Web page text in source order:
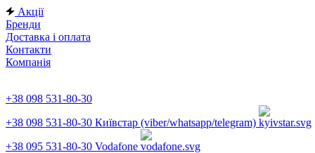
Акції
Бренди
Доставка і оплата
Контакти
Компанія
+38 098 531-80-30
+38 098 531-80-30 Київстар (viber/whatsapp/telegram)
+38 095 531-80-30 Vodafone